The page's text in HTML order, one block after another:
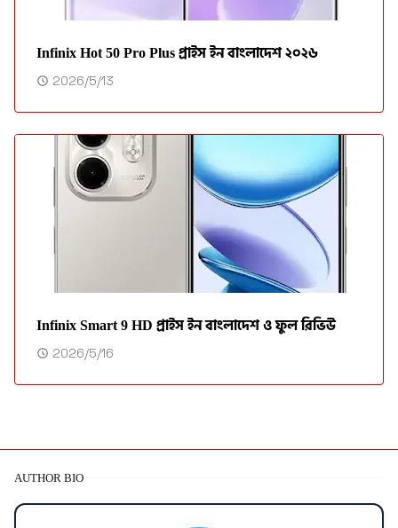
Infinix Hot 50 Pro Plus প্রাইস ইন বাংলাদেশ ২০২৬
2026/5/13
Infinix Smart 9 HD প্রাইস ইন বাংলাদেশ ও ফুল রিভিউ
2026/5/16
AUTHOR BIO